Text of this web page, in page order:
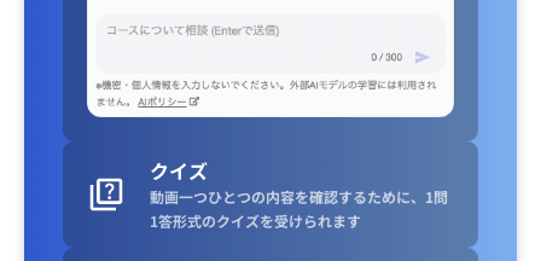
クイズ
動画一つひとつの内容を確認するために、1問
1答形式のクイズを受けられます